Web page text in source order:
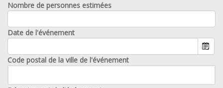
Nombre de personnes estimées
Date de l'événement
Code postal de la ville de l'événement